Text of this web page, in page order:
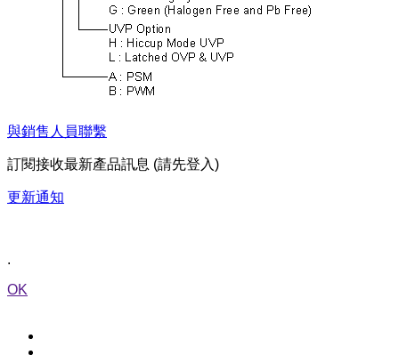
與銷售人員聯繫
訂閱接收最新產品訊息 (請先登入)
更新通知
.
OK